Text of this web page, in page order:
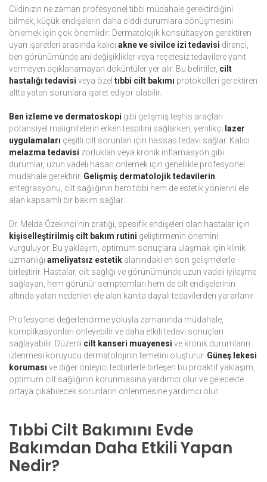
Cildinizin ne zaman profesyonel tıbbi müdahale gerektirdiğini
bilmek, küçük endişelerin daha ciddi durumlara dönüşmesini
önlemek için çok önemlidir. Dermatolojik konsültasyon gerektiren
uyarı işaretleri arasında kalıcı akne ve sivilce izi tedavisi direnci,
ben görünümünde ani değişiklikler veya reçetesiz tedavilere yanıt
vermeyen açıklanamayan döküntüler yer alır. Bu belirtiler, cilt
hastalığı tedavisi veya özel tıbbi cilt bakımı protokolleri gerektiren
altta yatan sorunlara işaret ediyor olabilir.
Ben izleme ve dermatoskopi gibi gelişmiş teşhis araçları
potansiyel malignitelerin erken tespitini sağlarken, yenilikçi lazer
uygulamaları çeşitli cilt sorunları için hassas tedavi sağlar. Kalıcı
melazma tedavisi zorlukları veya kronik inflamasyon gibi
durumlar, uzun vadeli hasarı önlemek için genellikle profesyonel
müdahale gerektirir. Gelişmiş dermatolojik tedavilerin
entegrasyonu, cilt sağlığının hem tıbbi hem de estetik yönlerini ele
alan kapsamlı bir bakım sağlar.
Dr. Melda Özekinci'nin pratiği, spesifik endişeleri olan hastalar için
kişiselleştirilmiş cilt bakım rutini geliştirmenin önemini
vurguluyor. Bu yaklaşım, optimum sonuçlara ulaşmak için klinik
uzmanlığı ameliyatsız estetik alanındaki en son gelişmelerle
birleştirir. Hastalar, cilt sağlığı ve görünümünde uzun vadeli iyileşme
sağlayan, hem görünür semptomları hem de cilt endişelerinin
altında yatan nedenleri ele alan kanıta dayalı tedavilerden yararlanır.
Profesyonel değerlendirme yoluyla zamanında müdahale,
komplikasyonları önleyebilir ve daha etkili tedavi sonuçları
sağlayabilir. Düzenli cilt kanseri muayenesi ve kronik durumların
izlenmesi koruyucu dermatolojinin temelini oluşturur. Güneş lekesi
koruması ve diğer önleyici tedbirlerle birleşen bu proaktif yaklaşım,
optimum cilt sağlığının korunmasına yardımcı olur ve gelecekte
ortaya çıkabilecek sorunların önlenmesine yardımcı olur.
Tıbbi Cilt Bakımını Evde
Bakımdan Daha Etkili Yapan
Nedir?